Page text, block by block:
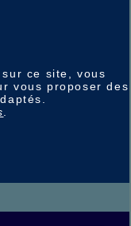
ce site, vous
vous proposer des